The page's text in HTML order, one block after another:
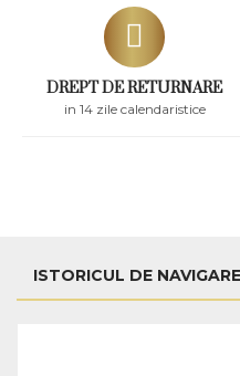
DREPT DE RETURNARE
in 14 zile calendaristice
ISTORICUL DE NAVIGARE